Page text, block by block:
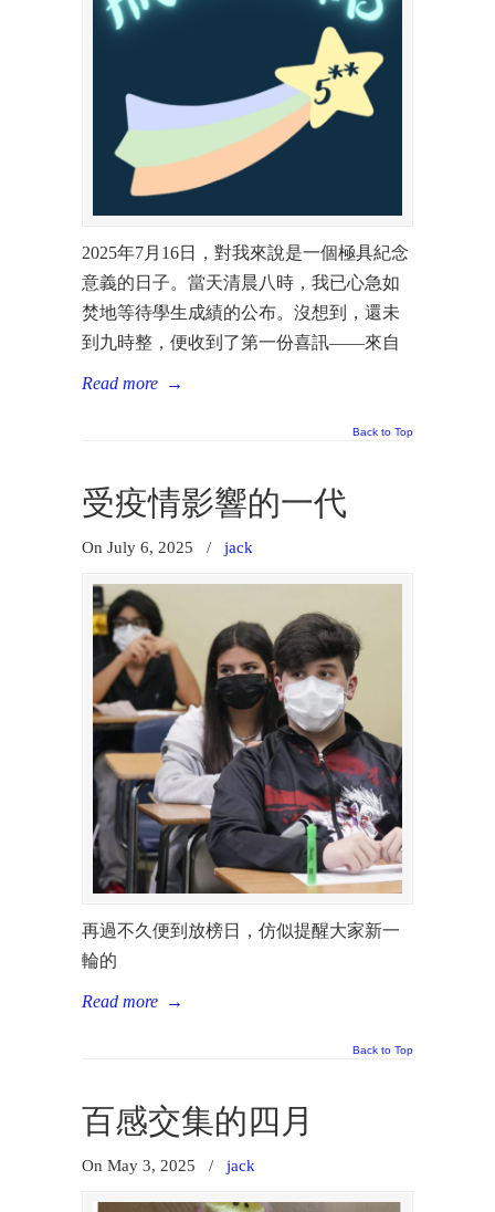
2025年7月16日，對我來說是一個極具紀念
意義的日子。當天清晨八時，我已心急如
焚地等待學生成績的公布。沒想到，還未
到九時整，便收到了第一份喜訊——來自
Read more →
Back to Top
受疫情影響的一代
On July 6, 2025 / jack
再過不久便到放榜日，仿似提醒大家新一
輪的
Read more →
Back to Top
百感交集的四月
On May 3, 2025 / jack